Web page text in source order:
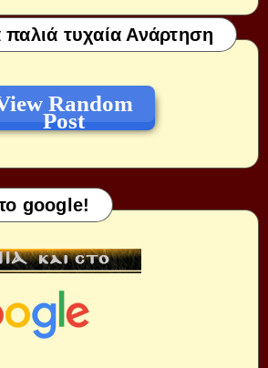
παλιά τυχαία Ανάρτηση
Random
Post
google!